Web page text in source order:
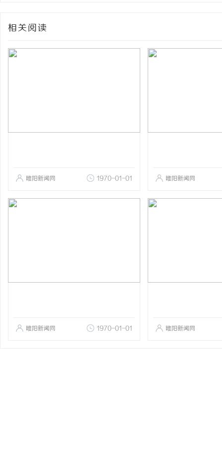
相关阅读
睢阳新闻网 1970-01-01 睢阳新闻网
睢阳新闻网 1970-01-01 睢阳新闻网